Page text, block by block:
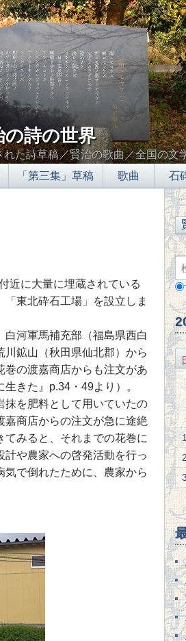
の詩の世界
た詩草稿／賢治の歌曲／全国の文
「第三集」草稿 歌曲 石
近に大量に埋蔵されている
東北砕石工場」を設立しま
河軍馬補充部（福島県西白
鉱山（秋田県仙北郡）から
巻の渡嘉商店からも注文があ
きた』p.34・49より）。
を肥料として用いていたの
商店からの注文が急に途絶
てみると、それまでの花巻に
や農家への啓発活動を行っ
で倒れたために、農家から